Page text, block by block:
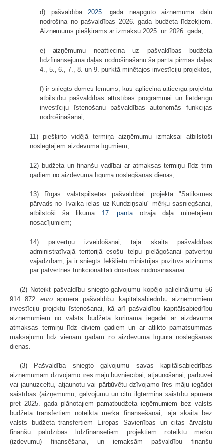
d) pašvaldība2025.gadā neapgūto aizņēmuma daļu
nodrošina no pašvaldības 2026. gada budžeta līdzekļiem.
Aizņēmums piešķirams ar izmaksu 2025. un 2026. gadā,
e) aizņēmumu neattiecina uz pašvaldības budžeta
līdzfinansējuma daļas nodrošināšanu šā panta pirmās daļas
4., 5., 6., 7., 8. un 9. punktā minētajos investīciju projektos,
f) ir sniegts domes lēmums, kas apliecina attiecīgā projekta
atbilstību pašvaldības attīstības programmai un lietderīgu
investīciju īstenošanu pašvaldības autonomās funkcijas
nodrošināšanai;
11) piešķirto vidējā termiņa aizņēmumu izmaksai atbilstoši
noslēgtajiem aizdevuma līgumiem;
12) budžeta un finanšu vadībai ar atmaksas termiņu līdz trim
gadiem no aizdevuma līguma noslēgšanas dienas;
13) Rīgas valstspilsētas pašvaldībai projekta "Satiksmes
pārvads no Tvaika ielas uz Kundziņsalu" mērķu sasniegšanai,
atbilstoši šā likuma 17. pantaotrajā daļā minētajiem
nosacījumiem;
14) patvertņu izveidošanai, tajā skaitā pašvaldības
administratīvajā teritorijā esošu telpu pielāgošanai patvertņu
vajadzībām, ja ir sniegts Iekšlietu ministrijas pozitīvs atzinums
par patvertnes funkcionalitāti drošības nodrošināšanai.
(2) Noteikt pašvaldību sniegto galvojumu kopējo palielinājumu 56
914 872 euroapmērā pašvaldību kapitālsabiedrību aizņēmumiem
investīciju projektu īstenošanai, kā arī pašvaldību kapitālsabiedrību
aizņēmumiem no valsts budžeta kurināmā iegādei ar aizdevuma
atmaksas termiņu līdz diviem gadiem un ar atlikto pamatsummas
maksājumu līdz vienam gadam no aizdevuma līguma noslēgšanas
dienas.
(3) Pašvaldība sniegto galvojumu savas kapitālsabiedrības
aizņēmumam dzīvojamo īres māju būvniecībai, atjaunošanai, pārbūvei
vai jaunuzceltu, atjaunotu vai pārbūvētu dzīvojamo īres māju iegādei
saistībās (aizņēmumu, galvojumu un citu ilgtermiņa saistību apmērā
pret 2025. gada plānotajiem pamatbudžeta ieņēmumiem bez valsts
budžeta transfertiem noteikta mērķa finansēšanai, tajā skaitā bez
valsts budžeta transfertiem Eiropas Savienības un citas ārvalstu
finanšu palīdzības līdzfinansētiem projektiem noteiktu mērķu
(izdevumu) finansēšanai, un iemaksām pašvaldību finanšu